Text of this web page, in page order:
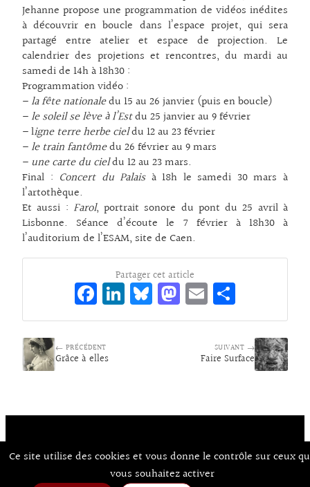
Jehanne propose une programmation de vidéos inédites
à découvrir en boucle dans l’espace projet, qui sera
partagé entre atelier et espace de projection. Le
calendrier des projetions et rencontres, du mardi au
samedi de 14h à 18h30 :
Programmation vidéo :
– la fête nationaledu 15 au 26 janvier (puis en boucle)
– le soleil se lève à l’Estdu 25 janvier au 9 février
– ligne terre herbe cieldu 12 au 23 février
– le train fantômedu 26 février au 9 mars
– une carte du cieldu 12 au 23 mars.
Final : Concert du Palaisà 18h le samedi 30 mars à
l’artothèque.
Et aussi : Farol, portrait sonore du pont du 25 avril à
Lisbonne. Séance d’écoute le 7 février à 18h30 à
l’auditorium de l’ESAM, site de Caen.
Partager cet article
Fa
ce
bo
o
Li
n
Bl
ue
M
as
E
m
ai
l
rt
ag
er
← PRÉCÉDENT
Grâce à elles
SUIVANT →
Faire Surface
Contact
À Propos d’Aux Arts
Mentions Légales / CGU
Ce site utilise des cookies et vous donne le contrôle sur ceux
vous souhaitez activer